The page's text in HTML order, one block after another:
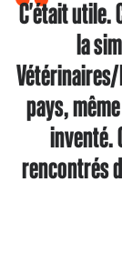
C'était utile.
la
Vétérinaires/
pays,
inventé.
rencontrés